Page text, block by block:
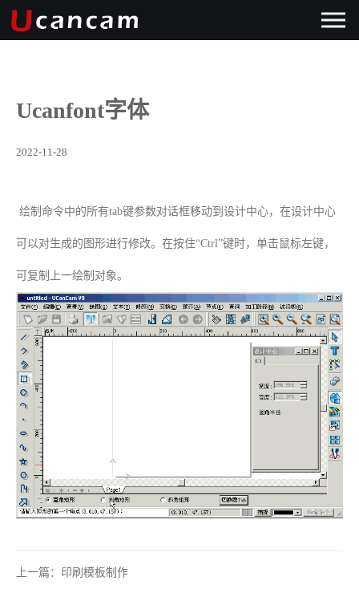
Ucanfont字体
2022-11-28
绘制命令中的所有tab键参数对话框移动到设计中心，在设计中心
可以对生成的图形进行修改。在按住“Ctrl”键时，单击鼠标左键，
可复制上一绘制对象。
上一篇：印刷模板制作